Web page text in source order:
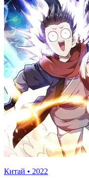
Китай • 2022